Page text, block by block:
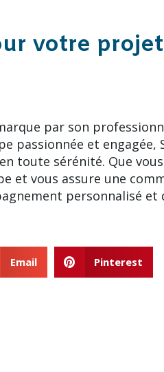
votre projet
par son
passionnée et engagée,
toute sérénité. Que
et vous assure une
personnalisé et
Email Pinterest